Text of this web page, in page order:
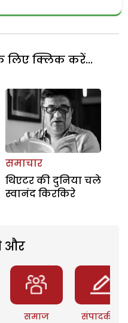
लिए क्लिक करें...
समाचार
थिएटर की दुनिया चले
स्वानंद किरकिरे
और
समाज संपादकीय